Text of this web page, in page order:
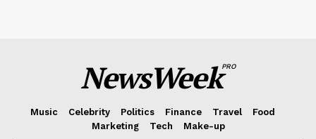
NewsWeekPRO
Music Celebrity Politics Finance Travel
Food
Marketing
Tech Make-up